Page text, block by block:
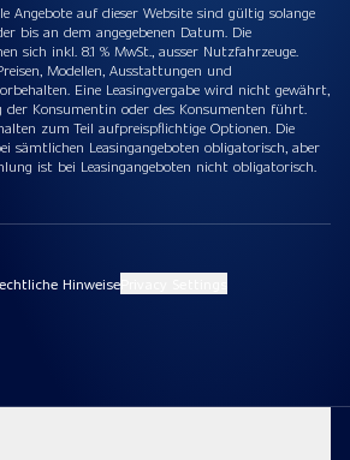
Angebote auf dieser Website sind gültig solange
bis an dem angegebenen Datum. Die
sich inkl. 8.1 % MwSt., ausser Nutzfahrzeuge.
Modellen, Ausstattungen und
Eine Leasingvergabe wird nicht gewährt,
der Konsumentin oder des Konsumenten führt.
zum Teil aufpreispflichtige Optionen. Die
sämtlichen Leasingangeboten obligatorisch, aber
ist bei Leasingangeboten nicht obligatorisch.
Hinweise